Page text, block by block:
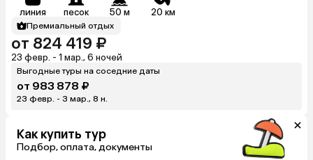
линия песок 50 м 20 км
Премиальный отдых
от 824 419 ₽
23 февр. - 1 мар., 6 ночей
Выгодные туры на соседние даты
от 983 878 ₽
23 февр. - 3 мар., 8 н.
Как купить тур
Подбор, оплата, документы